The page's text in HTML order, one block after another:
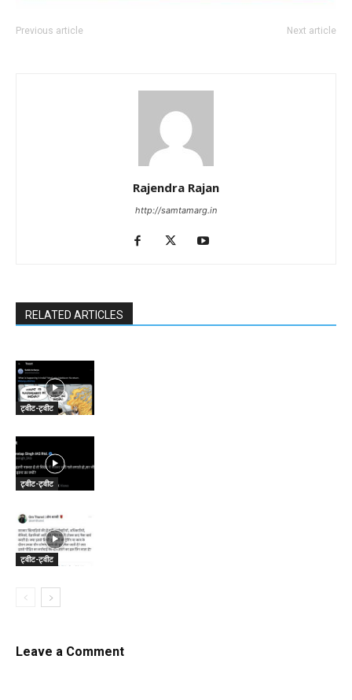
Previous article Next article
Rajendra Rajan
http://samtamarg.in
RELATED ARTICLES
ट्वीट-ट्वीट
ट्वीट-ट्वीट
ट्वीट-ट्वीट
Leave a Comment